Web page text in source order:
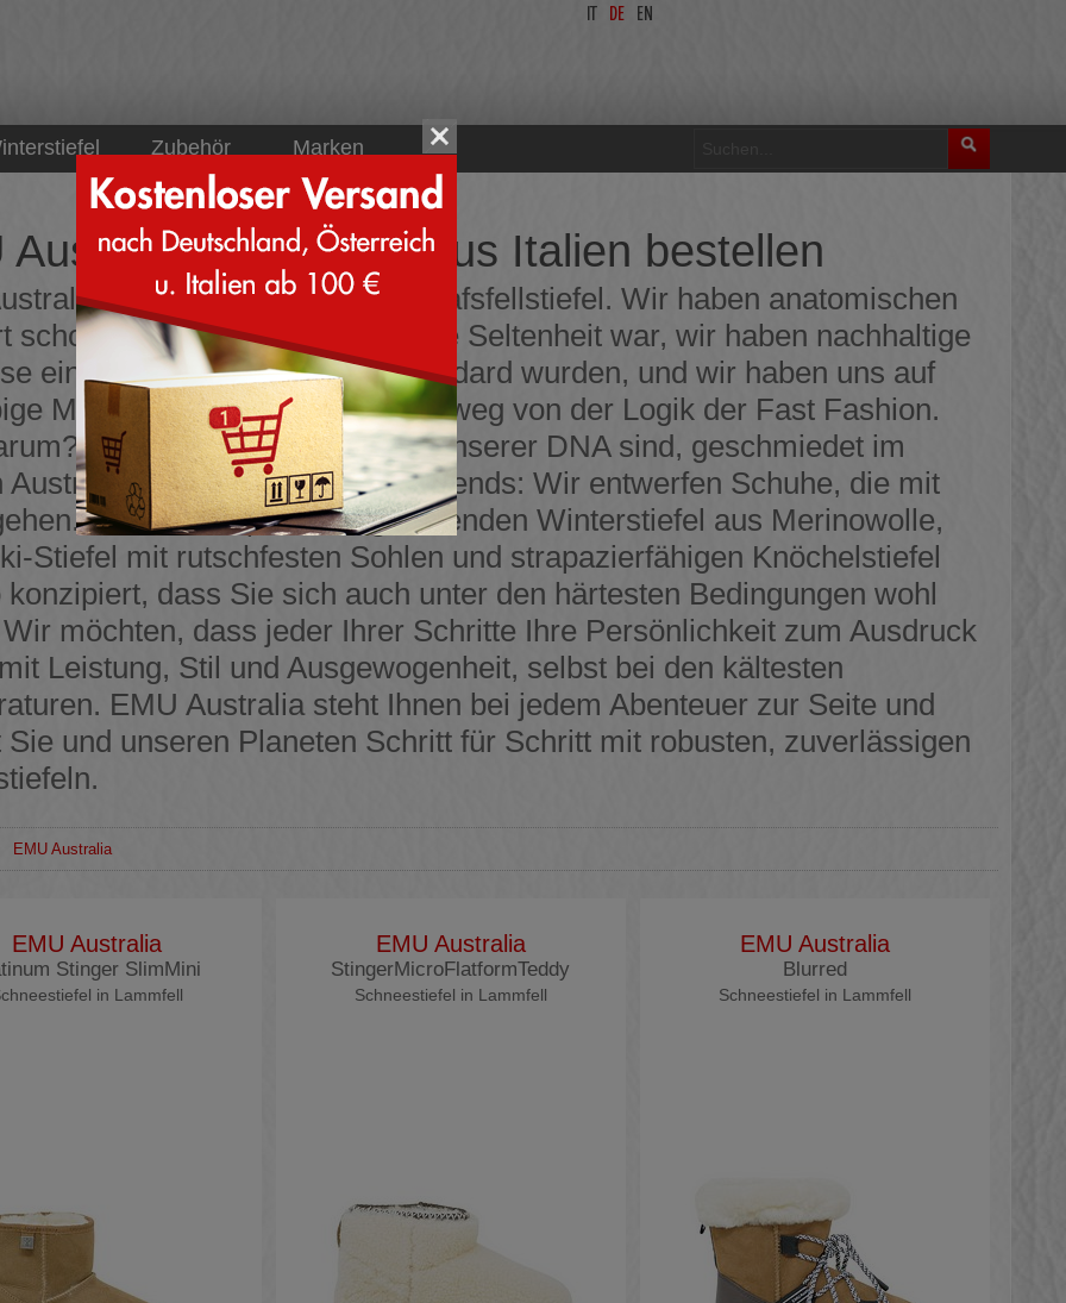
DE EN
Zubehör Marken
Australia - Schuhe - aus Italien bestellen
die Winterstiefel und Schafsfellstiefel. Wir haben anatomischen
schon integriert, als er noch eine Seltenheit war, wir haben nachhaltige
eingeführt, bevor sie zum Standard wurden, und wir haben uns auf
Materialien konzentriert, weit weg von der Logik der Fast Fashion.
Weil diese Prinzipien Teil unserer DNA sind, geschmiedet im
Australiens. Wir folgen keinen Trends: Wir entwerfen Schuhe, die mit
Unsere temperaturregulierenden Winterstiefel aus Merinowolle,
Stiefel mit rutschfesten Sohlen und strapazierfähigen Knöchelstiefel
konzipiert, dass Sie sich auch unter den härtesten Bedingungen wohl
möchten, dass jeder Ihrer Schritte Ihre Persönlichkeit zum Ausdruck
Leistung, Stil und Ausgewogenheit, selbst bei den kältesten
EMU Australia steht Ihnen bei jedem Abenteuer zur Seite und
Sie und unseren Planeten Schritt für Schritt mit robusten, zuverlässigen
EMU Australia
EMU Australia
Stinger SlimMini
in Lammfell
EMU Australia
StingerMicroFlatformTeddy
Schneestiefel in Lammfell
EMU Australia
Blurred
Schneestiefel in Lammfell